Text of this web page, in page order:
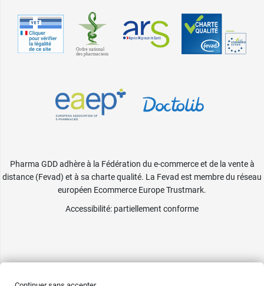
Pharma GDD adhère à la Fédération du e-commerce et de la vente à
distance (Fevad) et à sa charte qualité. La Fevad est membre du réseau
européen Ecommerce Europe Trustmark.
Accessibilité: partiellement conforme